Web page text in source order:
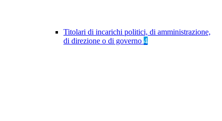
Titolari di incarichi politici, di amministrazione,
di direzione o di governo 4